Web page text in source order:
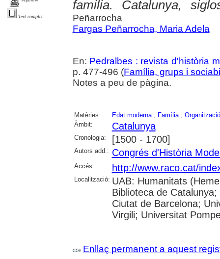
Text complet
familia. Catalunya,
Peñarrocha
Fargas Peñarrocha, Maria Adela
En: Pedralbes : revista d'història
p. 477-496 (Família, grups i
Notes a peu de pàgina.
Matèries: Edat moderna; Família;
Àmbit:
Catalunya
Cronologia: [1500 - 1700]
Autors add.: Congrés d'Història
Accés: http://www.raco.cat/
Localització: UAB: Humanitats
Biblioteca de
Ciutat de Barcelona;
Virgili; Universitat
Enllaç permanent a aquest